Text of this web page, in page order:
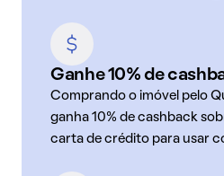
Ganhe 10% de
Comprando o imóvel pelo
ganha 10% de cashback
carta de crédito para usar